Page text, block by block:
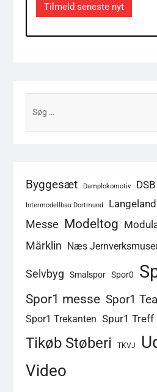
Tilmeld seneste nyt
efter:
Byggesæt Damplokomotiv DSB
Intermodellbau Dortmund
Messe Modeltog
Märklin Næs
Selvbyg Smalspor Spor0
Spor1 messe Spor1
Spor1 Trekanten Spur1 Treff
Tikøb Støberi TKVJ
Video